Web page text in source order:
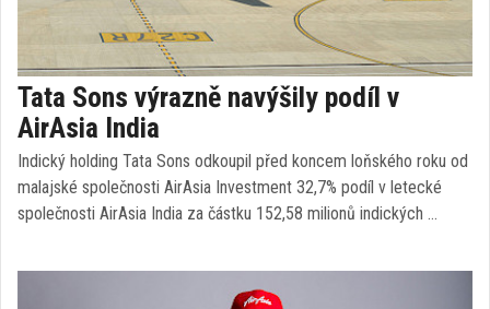
Tata Sons výrazně navýšily podíl v
AirAsia India
Indický holding Tata Sons odkoupil před koncem loňského roku od
malajské společnosti AirAsia Investment 32,7% podíl v letecké
společnosti AirAsia India za částku 152,58 milionů indických …